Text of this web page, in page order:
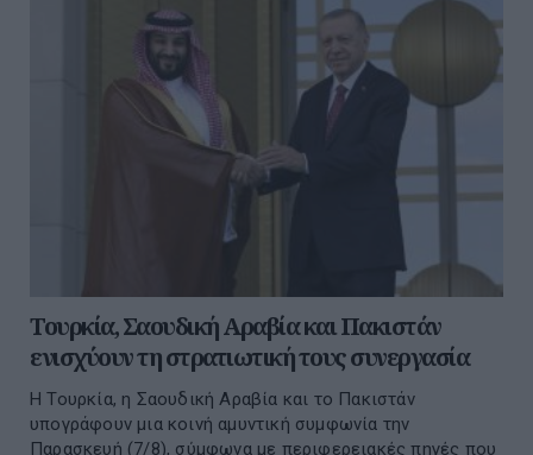
Τουρκία, Σαουδική Αραβία και Πακιστάν
ενισχύουν τη στρατιωτική τους συνεργασία
Η Τουρκία, η Σαουδική Αραβία και το Πακιστάν
υπογράφουν μια κοινή αμυντική συμφωνία την
Παρασκευή (7/8), σύμφωνα με περιφερειακές πηγές που